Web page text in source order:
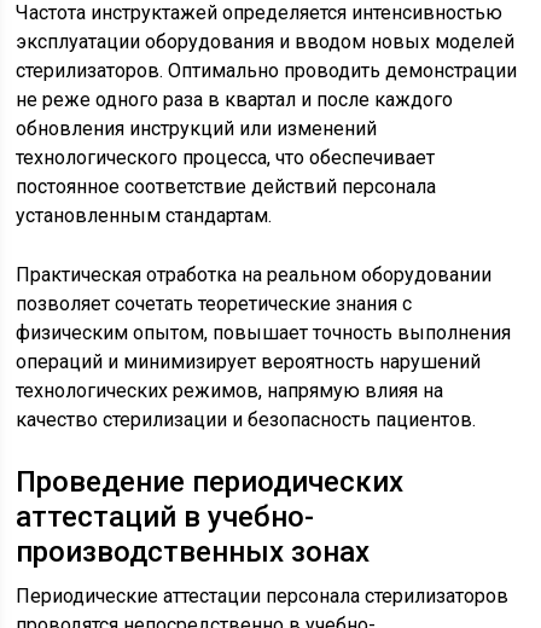
Частота инструктажей определяется интенсивностью
эксплуатации оборудования и вводом новых моделей
стерилизаторов. Оптимально проводить демонстрации
не реже одного раза в квартал и после каждого
обновления инструкций или изменений
технологического процесса, что обеспечивает
постоянное соответствие действий персонала
установленным стандартам.
Практическая отработка на реальном оборудовании
позволяет сочетать теоретические знания с
физическим опытом, повышает точность выполнения
операций и минимизирует вероятность нарушений
технологических режимов, напрямую влияя на
качество стерилизации и безопасность пациентов.
Проведение периодических
аттестаций в учебно-
производственных зонах
Периодические аттестации персонала стерилизаторов